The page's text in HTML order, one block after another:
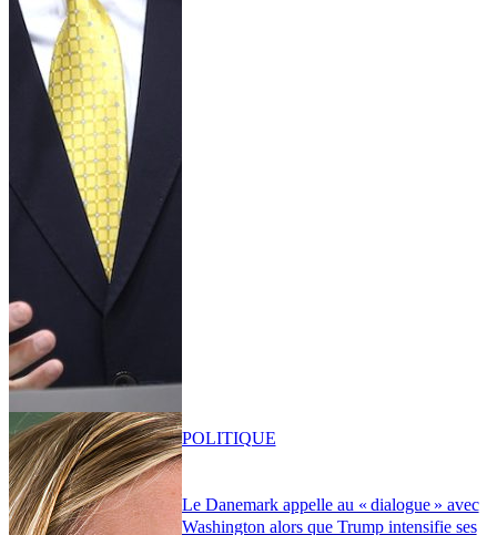
Le Danemark appelle au « dialogue » avec
Washington alors que Trump intensifie ses
POLITIQUE